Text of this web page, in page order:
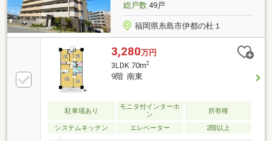
総戸数49戸
福岡県糸島市伊都の杜１
3,280万円
3LDK 70m2
9階 南東
駐車場あり
モニタ付インターホ
ン
所有権
システムキッチン エレベーター 2階以上